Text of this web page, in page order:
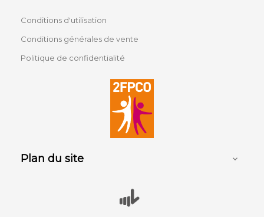
Conditions d'utilisation
Conditions générales de vente
Politique de confidentialité
Plan du site 